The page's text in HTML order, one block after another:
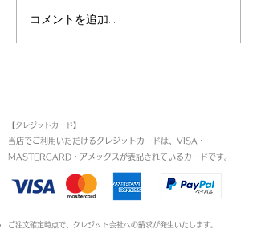
コメントを追加…
【クレジットカード】
当店でご利用いただけるクレジットカードは、VISA・
MASTERCARD・アメックスが表記されているカードです。​
ご注文確定時点で、クレジット会社への請求が発生いたします。